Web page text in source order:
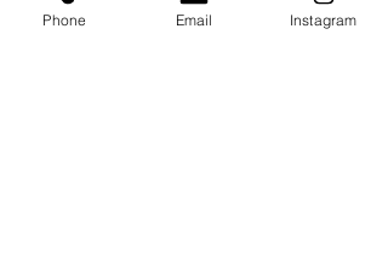
Phone Email Instagram